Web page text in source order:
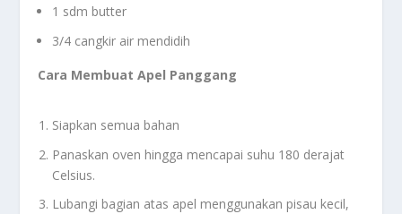
1 sdm butter
3/4 cangkir air mendidih
Cara Membuat Apel Panggang
Siapkan semua bahan
Panaskan oven hingga mencapai suhu 180 derajat
Celsius.
Lubangi bagian atas apel menggunakan pisau kecil,